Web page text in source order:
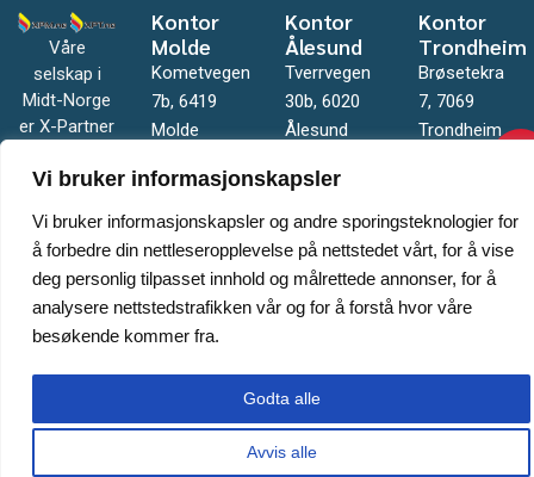
Vi bruker informasjonskapsler
Vi bruker informasjonskapsler og andre sporingsteknologier for
å forbedre din nettleseropplevelse på nettstedet vårt, for å vise
deg personlig tilpasset innhold og målrettede annonser, for å
analysere nettstedstrafikken vår og for å forstå hvor våre
besøkende kommer fra.
Godta alle
Avvis alle
Våre
selskap i
Midt-Norge
er X-Partner
X-Partner
AS.
Kontor
Molde
Kometvegen
7b, 6419
Molde
909 42 511
Kontor
Ålesund
Tverrvegen
30b, 6020
Ålesund
909 42 511
Kontor
Trondheim
Brøsetekra
7, 7069
Trondheim
© XPM - XPT – All rights reserved | Nettsiden er levert av Cateno AS